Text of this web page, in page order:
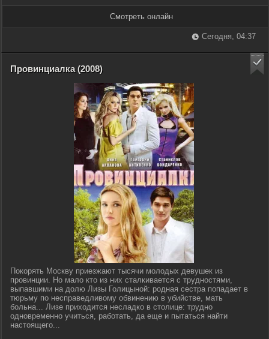
Смотреть онлайн
Сегодня, 04:37
Провинциалка (2008)
Покорять Москву приезжают тысячи молодых девушек из
провинции. Но мало кто из них сталкивается с трудностями,
выпавшими на долю Лизы Голицыной: родная сестра попадает в
тюрьму по несправедливому обвинению в убийстве, мать
больна... Лизе приходится несладко в столице: трудно
одновременно учиться, работать, да еще и пытаться найти
настоящего...